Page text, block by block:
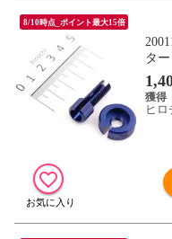
8/10時点_ポイント最大15倍
タ
ヒロ